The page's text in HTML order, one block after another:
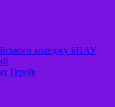
коледжу БНАУ
Героїв